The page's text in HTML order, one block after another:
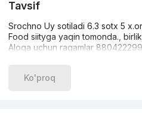
Tavsif
Srochno Uy sotiladi 6.3 sotx 5
Food siityga yaqin tomonda.,
Aloqa uchun raqamlar
Ko'proq